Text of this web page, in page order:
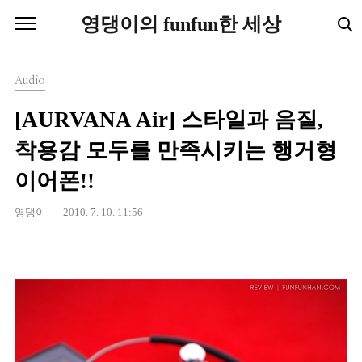
영댕이의 funfun한 세상
Audio
[AURVANA Air] 스타일과 음질,
착용감 모두를 만족시키는 행거형
이어폰!!
영댕이 2010. 7. 10. 11:56